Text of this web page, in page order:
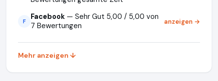
F Facebook — Sehr Gut 5,00 / 5,00 von
7 Bewertungen
anzeigen →
Mehr anzeigen ↓